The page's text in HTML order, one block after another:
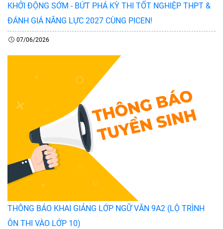
KHỞI ĐỘNG SỚM - BỨT PHÁ KỲ THI TỐT NGHIỆP THPT &
ĐÁNH GIÁ NĂNG LỰC 2027 CÙNG PICEN!
07/06/2026
THÔNG BÁO KHAI GIẢNG LỚP NGỮ VĂN 9A2 (LỘ TRÌNH
ÔN THI VÀO LỚP 10)